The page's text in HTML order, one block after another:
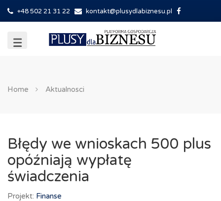
+48 502 21 31 22 kontakt@plusydlabiznesu.pl
Home Aktualnosci
Błędy we wnioskach 500 plus
opóźniają wypłatę
świadczenia
Projekt: Finanse